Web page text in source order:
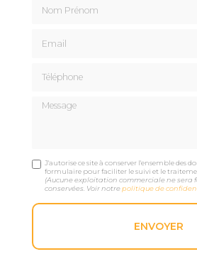
Message
J'autorise ce site à conserver l'ensemble des
formulaire pour faciliter le suivi et le
(Aucune exploitation commerciale ne sera
conservées. Voir notrepolitique de